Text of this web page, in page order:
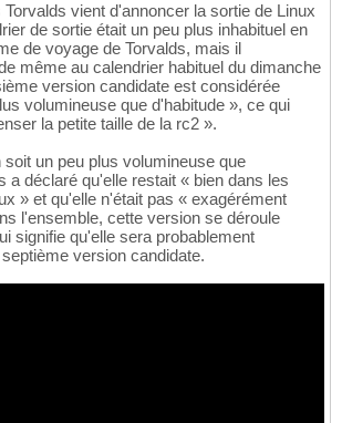
vient d'annoncer la sortie de Linux
de sortie était un peu plus inhabituel en
de voyage de Torvalds, mais il
même au calendrier habituel du dimanche
version candidate est considérée
volumineuse que d'habitude », ce qui
la petite taille de la rc2 ».
soit un peu plus volumineuse que
a déclaré qu'elle restait « bien dans les
» et qu'elle n'était pas « exagérément
l'ensemble, cette version se déroule
signifie qu'elle sera probablement
version candidate.